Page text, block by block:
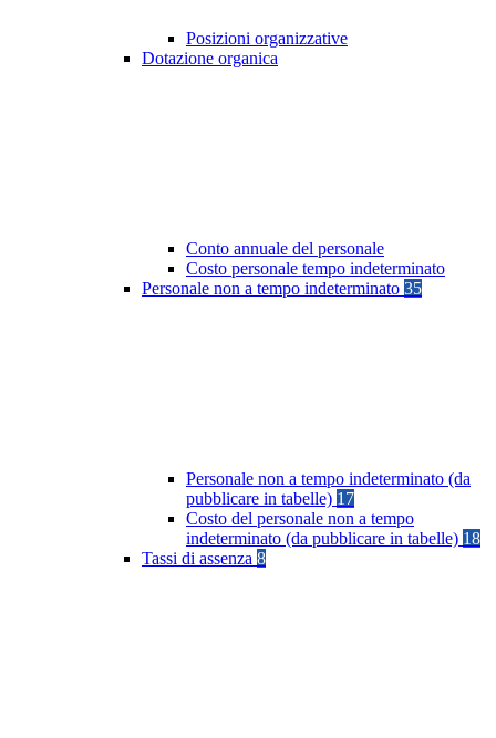
Posizioni organizzative
Dotazione organica
Conto annuale del personale
Costo personale tempo indeterminato
Personale non a tempo indeterminato 35
Personale non a tempo indeterminato (da
pubblicare in tabelle) 17
Costo del personale non a tempo
indeterminato (da pubblicare in tabelle) 18
Tassi di assenza 8